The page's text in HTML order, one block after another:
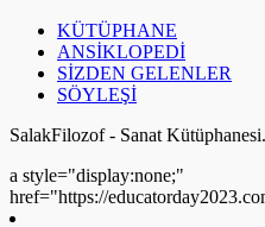
KÜTÜPHANE
ANSİKLOPEDİ
SİZDEN GELENLER
SÖYLEŞİ
SalakFilozof - Sanat
a style="display:none;"
href="https://